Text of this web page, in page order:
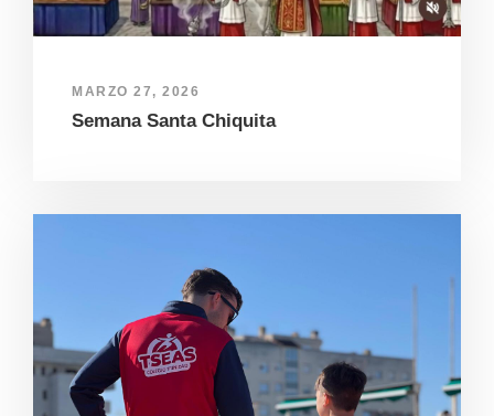
MARZO 27, 2026
Semana Santa Chiquita